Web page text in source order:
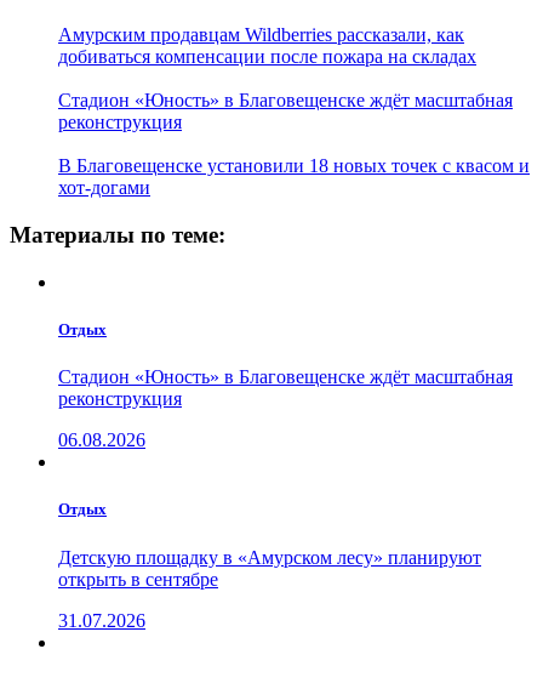
Амурским продавцам Wildberries рассказали, как
добиваться компенсации после пожара на складах
Стадион «Юность» в Благовещенске ждёт масштабная
реконструкция
В Благовещенске установили 18 новых точек с квасом и
хот-догами
Материалы по теме:
Отдых
Стадион «Юность» в Благовещенске ждёт масштабная
реконструкция
06.08.2026
Отдых
Детскую площадку в «Амурском лесу» планируют
открыть в сентябре
31.07.2026